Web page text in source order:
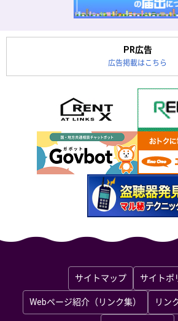
PR広告
広告掲載はこちら
サイトマップ サイトポ
Webページ紹介（リンク集） リン